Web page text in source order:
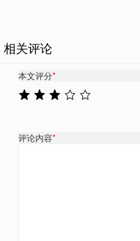
相关评论
本文评分*
评论内容*